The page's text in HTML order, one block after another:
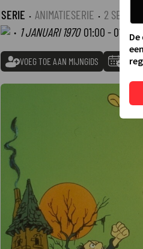
SERIE · ANIMATIESERIE · 2
· 1 JANUARI 1970 01:00 - 01:00
VOEG TOE AAN MIJNGIDS